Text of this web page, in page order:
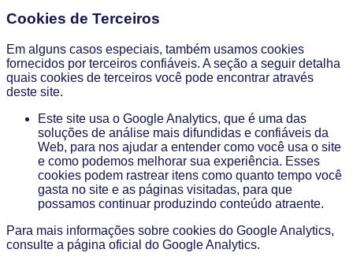
Cookies de Terceiros
Em alguns casos especiais, também usamos cookies
fornecidos por terceiros confiáveis. A seção a seguir detalha
quais cookies de terceiros você pode encontrar através
deste site.
Este site usa o Google Analytics, que é uma das
soluções de análise mais difundidas e confiáveis ​​da
Web, para nos ajudar a entender como você usa o site
e como podemos melhorar sua experiência. Esses
cookies podem rastrear itens como quanto tempo você
gasta no site e as páginas visitadas, para que
possamos continuar produzindo conteúdo atraente.
Para mais informações sobre cookies do Google Analytics,
consulte a página oficial do Google Analytics.